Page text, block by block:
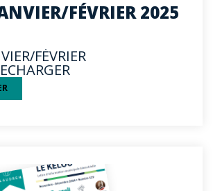
FÉVRIER 2025
FÉVRIER